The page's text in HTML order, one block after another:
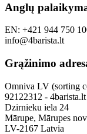
Anglų
EN: +421 944 750
info@4barista.lt
Grąžinimo
Omniva LV (sorting
92122312 - 4barista.lt
Dzirnieku iela 24
Mārupe, Mārupes
LV-2167 Latvia